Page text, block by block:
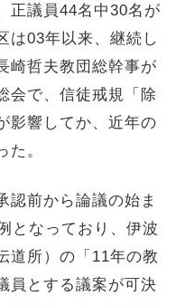
正議員44名中30名が
は03年以来、継続し
崎哲夫教団総幹事が
会で、信徒戒規「除
影響してか、近年の
た。
前から論議の始ま
となっており、伊波
道所）の「11年の教
員とする議案が可決